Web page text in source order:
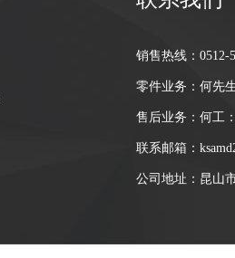
销售热线：0512-
零件业务：何先
售后业务：何工
联系邮箱：
公司地址：昆山